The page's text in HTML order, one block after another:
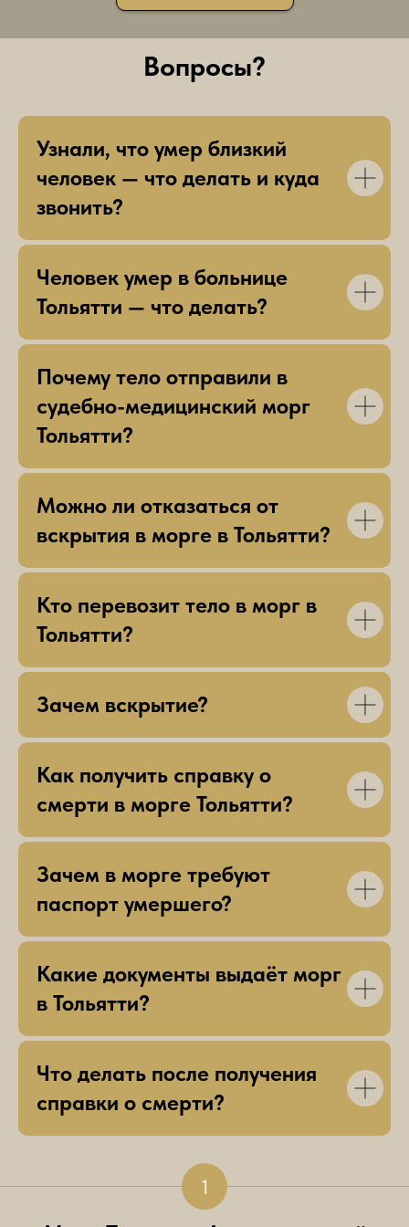
Вопросы?
Узнали, что умер близкий
человек — что делать и куда
звонить?
Человек умер в больнице
Тольятти — что делать?
Почему тело отправили в
судебно-медицинский морг
Тольятти?
Можно ли отказаться от
вскрытия в морге в Тольятти?
Кто перевозит тело в морг в
Тольятти?
Зачем вскрытие?
Как получить справку о
смерти в морге Тольятти?
Зачем в морге требуют
паспорт умершего?
Какие документы выдаёт морг
в Тольятти?
Что делать после получения
справки о смерти?
1